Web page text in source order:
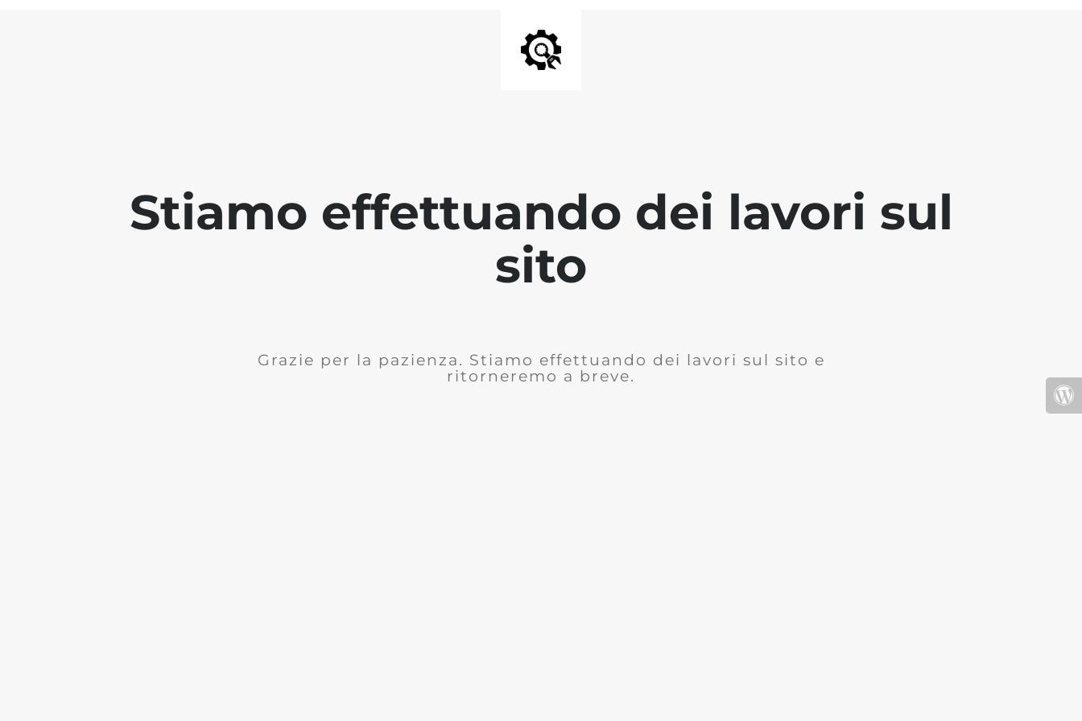
Stiamo effettuando dei lavori sul
sito
Grazie per la pazienza. Stiamo effettuando dei lavori sul sito e
ritorneremo a breve.